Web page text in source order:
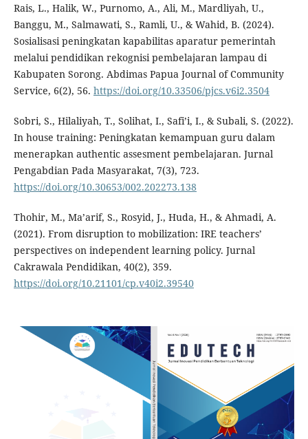
Rais, L., Halik, W., Purnomo, A., Ali, M., Mardliyah, U.,
Banggu, M., Salmawati, S., Ramli, U., & Wahid, B. (2024).
Sosialisasi peningkatan kapabilitas aparatur pemerintah
melalui pendidikan rekognisi pembelajaran lampau di
Kabupaten Sorong. Abdimas Papua Journal of Community
Service, 6(2), 56. https://doi.org/10.33506/pjcs.v6i2.3504
Sobri, S., Hilaliyah, T., Solihat, I., Safi’i, I., & Subali, S. (2022).
In house training: Peningkatan kemampuan guru dalam
menerapkan authentic assesment pembelajaran. Jurnal
Pengabdian Pada Masyarakat, 7(3), 723.
https://doi.org/10.30653/002.202273.138
Thohir, M., Ma’arif, S., Rosyid, J., Huda, H., & Ahmadi, A.
(2021). From disruption to mobilization: IRE teachers’
perspectives on independent learning policy. Jurnal
Cakrawala Pendidikan, 40(2), 359.
https://doi.org/10.21101/cp.v40i2.39540